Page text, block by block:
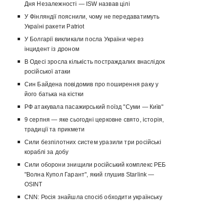
Дня Незалежності — ISW назвав цілі
У Фінляндії пояснили, чому не передаватимуть
Україні ракети Patriot
У Болгарії викликали посла України через
інцидент із дроном
В Одесі зросла кількість постраждалих внаслідок
російської атаки
Син Байдена повідомив про поширення раку у
його батька на кістки
РФ атакувала пасажирський поїзд "Суми — Київ"
9 серпня — яке сьогодні церковне свято, історія,
традиції та прикмети
Сили безпілотних систем уразили три російські
кораблі за добу
Сили оборони знищили російський комплекс РЕБ
"Волна Купол Гарант", який глушив Starlink —
OSINT
CNN: Росія знайшла спосіб обходити українську